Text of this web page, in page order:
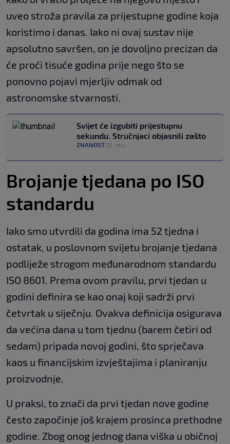
uveo stroža pravila za prijestupne godine koja
koristimo i danas. Iako ni ovaj sustav nije
apsolutno savršen, on je dovoljno precizan da
će proći tisuće godina prije nego što se
ponovno pojavi mjerljiv odmak od
astronomske stvarnosti.
Svijet će izgubiti prijestupnu
sekundu. Stručnjaci objasnili zašto
ZNANOST 21. stu.
Brojanje tjedana po ISO
standardu
Iako smo utvrdili da godina ima 52 tjedna i
ostatak, u poslovnom svijetu brojanje tjedana
podliježe strogom međunarodnom standardu
ISO 8601. Prema ovom pravilu, prvi tjedan u
godini definira se kao onaj koji sadrži prvi
četvrtak u siječnju. Ovakva definicija osigurava
da većina dana u tom tjednu (barem četiri od
sedam) pripada novoj godini, što sprječava
kaos u financijskim izvještajima i planiranju
proizvodnje.
U praksi, to znači da prvi tjedan nove godine
često započinje još krajem prosinca prethodne
godine. Zbog onog jednog dana viška u običnoj